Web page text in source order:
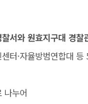
서와 원효지구대 경찰
터·자율방범연합대
나누어